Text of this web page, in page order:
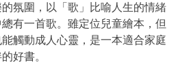
氛圍，以「歌」比喻人生的情緒
有一首歌。雖定位兒童繪本，但
觸動成人心靈，是一本適合家庭
好書。